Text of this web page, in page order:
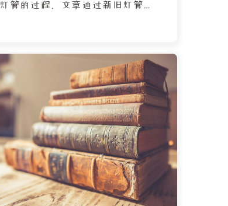
管的过程。文章通过新旧灯管
怅与对变化的复杂心境。作者
体验中，感悟到时间的流逝与
我安慰中接受改变。全文以灯
记忆、家庭日常与细腻的情感